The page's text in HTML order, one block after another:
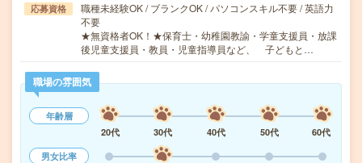
応募資格
職種未経験OK / ブランクOK / パソコンスキル不要 / 英語力
不要
★無資格者OK！★保育士・幼稚園教諭・学童支援員・放課
後児童支援員・教員・児童指導員など、 子どもと…
職場の雰囲気
年齢層
20代
30代 40代 50代
60代
男女比率